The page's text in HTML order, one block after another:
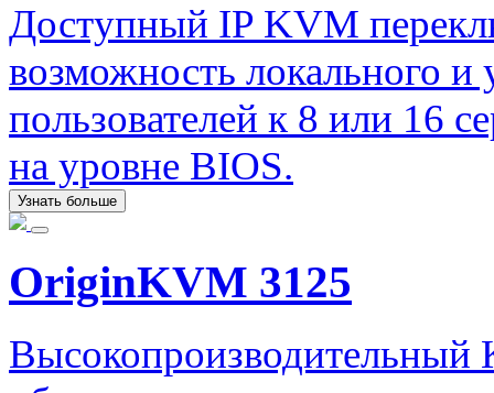
Доступный IP KVM
возможность локального и
пользователей к 8 или 16
на уровне BIOS.
Узнать больше
OriginKVM 3125
Высокопроизводительный